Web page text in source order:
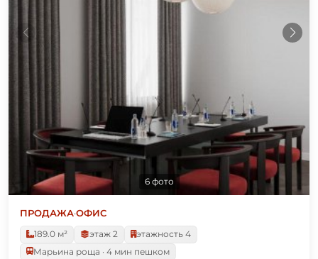
6 фото
ПРОДАЖА·ОФИС
189.0 м²
этаж 2
этажность 4
Марьина роща · 4 мин пешком